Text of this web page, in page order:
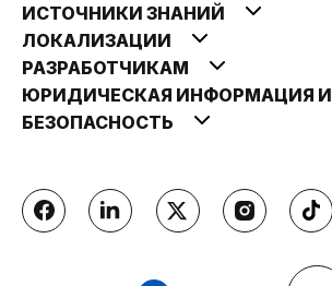
ИСТОЧНИКИ ЗНАНИЙ
ЛОКАЛИЗАЦИИ
РАЗРАБОТЧИКАМ
ЮРИДИЧЕСКАЯ ИНФОРМАЦИЯ И
БЕЗОПАСНОСТЬ